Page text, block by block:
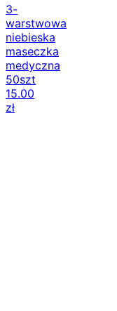
3-
warstwowa
niebieska
maseczka
medyczna
50szt
15.00
zł